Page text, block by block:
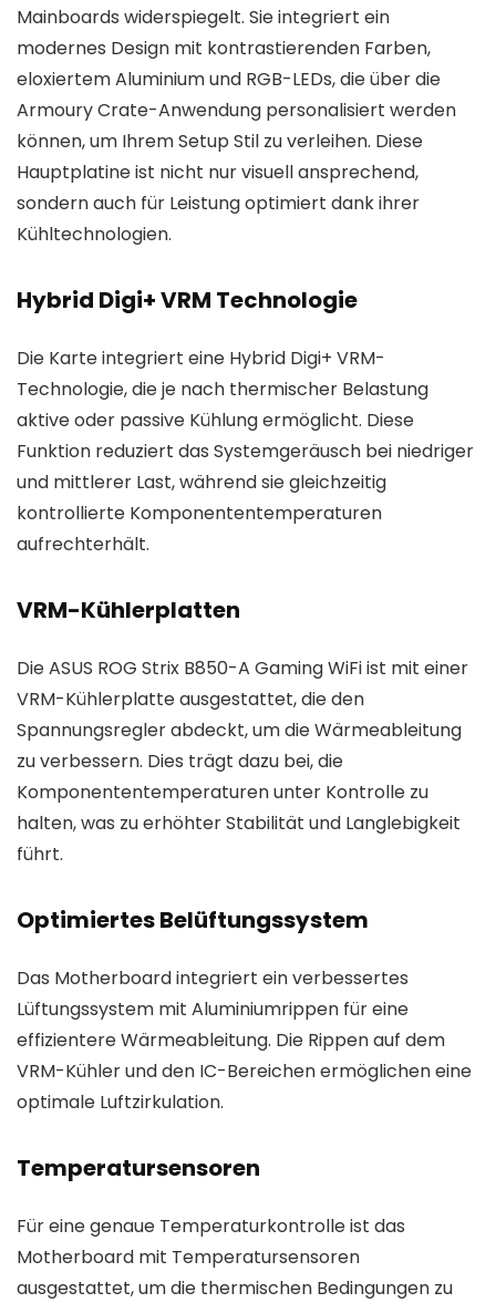
Mainboards widerspiegelt. Sie integriert ein
modernes Design mit kontrastierenden Farben,
eloxiertem Aluminium und RGB-LEDs, die über die
Armoury Crate-Anwendung personalisiert werden
können, um Ihrem Setup Stil zu verleihen. Diese
Hauptplatine ist nicht nur visuell ansprechend,
sondern auch für Leistung optimiert dank ihrer
Kühltechnologien.
Hybrid Digi+ VRM Technologie
Die Karte integriert eine Hybrid Digi+ VRM-
Technologie, die je nach thermischer Belastung
aktive oder passive Kühlung ermöglicht. Diese
Funktion reduziert das Systemgeräusch bei niedriger
und mittlerer Last, während sie gleichzeitig
kontrollierte Komponententemperaturen
aufrechterhält.
VRM-Kühlerplatten
Die ASUS ROG Strix B850-A Gaming WiFi ist mit einer
VRM-Kühlerplatte ausgestattet, die den
Spannungsregler abdeckt, um die Wärmeableitung
zu verbessern. Dies trägt dazu bei, die
Komponententemperaturen unter Kontrolle zu
halten, was zu erhöhter Stabilität und Langlebigkeit
führt.
Optimiertes Belüftungssystem
Das Motherboard integriert ein verbessertes
Lüftungssystem mit Aluminiumrippen für eine
effizientere Wärmeableitung. Die Rippen auf dem
VRM-Kühler und den IC-Bereichen ermöglichen eine
optimale Luftzirkulation.
Temperatursensoren
Für eine genaue Temperaturkontrolle ist das
Motherboard mit Temperatursensoren
ausgestattet, um die thermischen Bedingungen zu